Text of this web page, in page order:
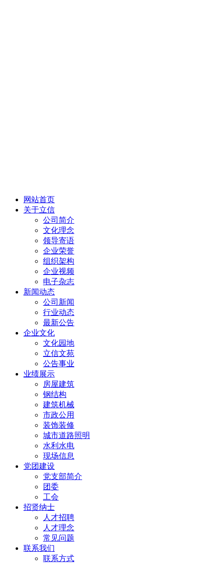
网站首页
关于立信
公司简介
文化理念
领导寄语
企业荣誉
组织架构
企业视频
电子杂志
新闻动态
公司新闻
行业动态
最新公告
企业文化
文化园地
立信文苑
公告事业
业绩展示
房屋建筑
钢结构
建筑机械
市政公用
装饰装修
城市道路照明
水利水电
现场信息
党团建设
党支部简介
团委
工会
招贤纳士
人才招聘
人才理念
常见问题
联系我们
联系方式